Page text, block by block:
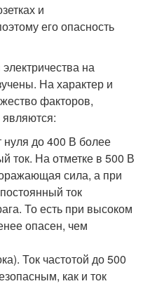
и
его опасность
на
На характер и
факторов,
до 400 В более
ток. На отметке в 500 В
сила, а при
ток
То есть при высоком
опасен, чем
Ток частотой до 500
как и ток